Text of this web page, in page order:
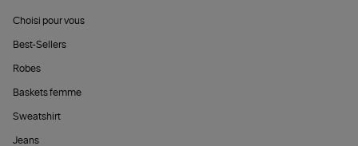
Choisi pour vous
Best-Sellers
Robes
Baskets femme
Sweatshirt
Jeans